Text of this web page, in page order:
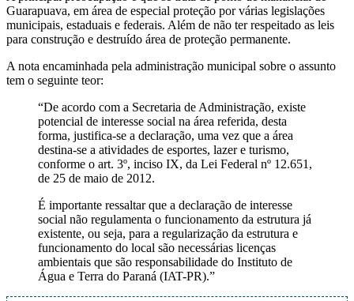
Guarapuava, em área de especial proteção por várias legislações
municipais, estaduais e federais. Além de não ter respeitado as leis
para construção e destruído área de proteção permanente.
A nota encaminhada pela administração municipal sobre o assunto
tem o seguinte teor:
“De acordo com a Secretaria de Administração, existe
potencial de interesse social na área referida, desta
forma, justifica-se a declaração, uma vez que a área
destina-se a atividades de esportes, lazer e turismo,
conforme o art. 3º, inciso IX, da Lei Federal nº 12.651,
de 25 de maio de 2012.
É importante ressaltar que a declaração de interesse
social não regulamenta o funcionamento da estrutura já
existente, ou seja, para a regularização da estrutura e
funcionamento do local são necessárias licenças
ambientais que são responsabilidade do Instituto de
Água e Terra do Paraná (IAT-PR).”